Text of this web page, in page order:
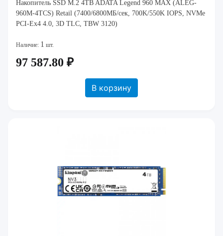
Накопитель SSD M.2 4TB ADATA Legend 960 MAX (ALEG-
960M-4TCS) Retail (7400/6800МБ/сек, 700K/550K IOPS, NVMe
PCI-Ex4 4.0, 3D TLC, TBW 3120)
Наличие: 1 шт.
97 587.80 ₽
В корзину